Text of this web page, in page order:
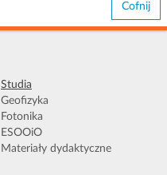
Cofnij
Studia
Geofizyka
Fotonika
ESOOiO
Materiały dydaktyczne